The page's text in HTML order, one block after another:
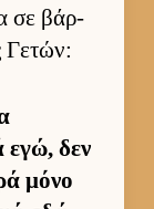
σε βάρ­
Γετών:
εγώ, δεν
μόνο